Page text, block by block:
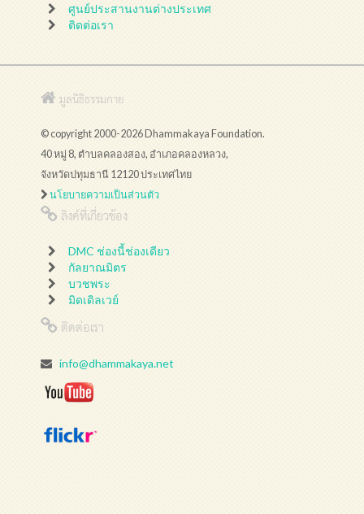
ศูนย์ประสานงานต่างประเทศ
ติดต่อเรา
มูลนิธิธรรมกาย
© copyright 2000-2026 Dhammakaya Foundation.
40 หมู่ 8, ตำบลคลองสอง, อำเภอคลองหลวง,
จังหวัดปทุมธานี 12120 ประเทศไทย
นโยบายความเป็นส่วนตัว
ลิงค์ที่เกี่ยวข้อง
DMC ช่องนี้ช่องเดียว
กัลยาณมิตร
บวชพระ
มิดเดิลเวย์
ติดต่อเรา
info@dhammakaya.net